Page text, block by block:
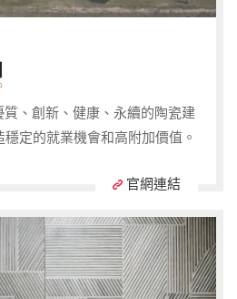
質、創新、健康、永續的陶瓷建
定的就業機會和高附加價值。
官網連結